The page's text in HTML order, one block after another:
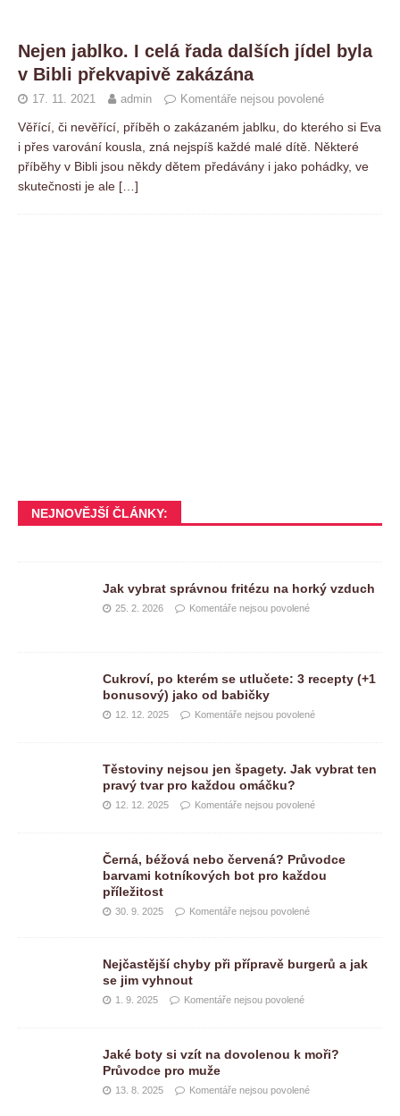
Nejen jablko. I celá řada dalších jídel byla
v Bibli překvapivě zakázána
17. 11. 2021 admin Komentáře nejsou povolené
Věřící, či nevěřící, příběh o zakázaném jablku, do kterého si Eva
i přes varování kousla, zná nejspíš každé malé dítě. Některé
příběhy v Bibli jsou někdy dětem předávány i jako pohádky, ve
skutečnosti je ale […]
NEJNOVĚJŠÍ ČLÁNKY:
Jak vybrat správnou fritézu na horký vzduch
25. 2. 2026 Komentáře nejsou povolené
Cukroví, po kterém se utlučete: 3 recepty (+1
bonusový) jako od babičky
12. 12. 2025 Komentáře nejsou povolené
Těstoviny nejsou jen špagety. Jak vybrat ten
pravý tvar pro každou omáčku?
12. 12. 2025 Komentáře nejsou povolené
Černá, béžová nebo červená? Průvodce
barvami kotníkových bot pro každou
příležitost
30. 9. 2025 Komentáře nejsou povolené
Nejčastější chyby při přípravě burgerů a jak
se jim vyhnout
1. 9. 2025 Komentáře nejsou povolené
Jaké boty si vzít na dovolenou k moři?
Průvodce pro muže
13. 8. 2025 Komentáře nejsou povolené